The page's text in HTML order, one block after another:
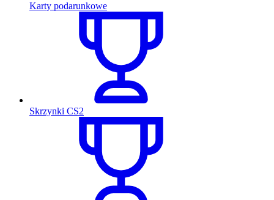
Karty podarunkowe
Skrzynki CS2